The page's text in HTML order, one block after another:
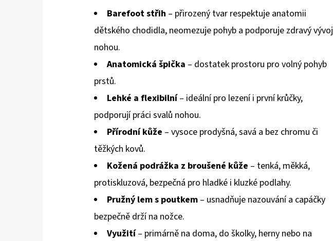
Barefoot střih – přirozený tvar respektuje anatomii
dětského chodidla, neomezuje pohyb a podporuje zdravý vývoj
nohou.
Anatomická špička – dostatek prostoru pro volný pohyb
prstů.
Lehké a flexibilní– ideální pro lezení i první krůčky,
podporují práci svalů nohou.
Přírodní kůže – vysoce prodyšná, savá a bez chromu či
těžkých kovů.
Kožená podrážka z broušené kůže – tenká, měkká,
protiskluzová, bezpečná pro hladké i kluzké podlahy.
Pružný lem s poutkem – usnadňuje nazouvání a capáčky
bezpečně drží na nožce.
Využití– primárně na doma, do školky, herny nebo na